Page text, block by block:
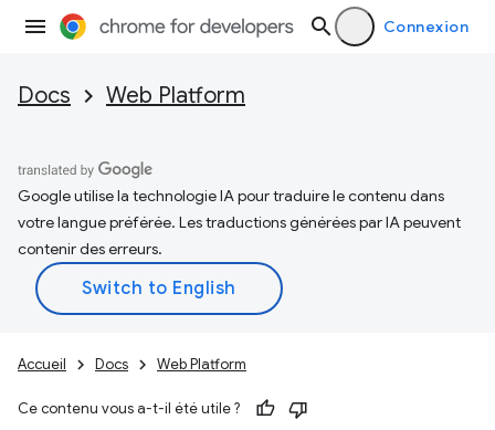
Connexion
Docs Web Platform
Google utilise la technologie IA pour traduire le contenu dans
votre langue préférée. Les traductions générées par IA peuvent
contenir des erreurs.
Accueil Docs Web Platform
Ce contenu vous a-t-il été utile ?